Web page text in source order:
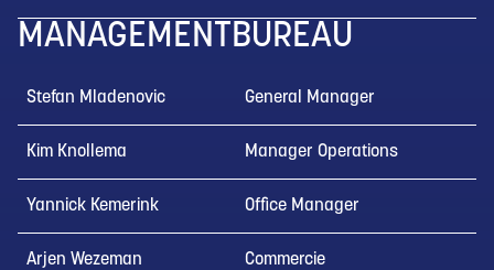
MANAGEMENTBUREAU
Stefan Mladenovic General Manager
Kim Knollema Manager Operations
Yannick Kemerink Office Manager
Arjen Wezeman Commercie